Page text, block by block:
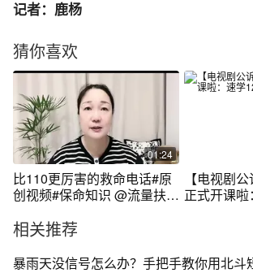
记者：鹿杨
猜你喜欢
01:24
比110更厉害的救命电话#原
创视频#保命知识 @流量扶持
【电视剧
正式开课
相关推荐
暴雨天没信号怎么办？手把手教你用北斗